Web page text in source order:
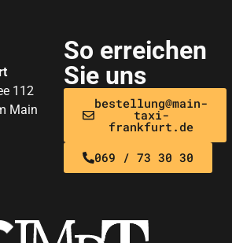
112
Main
So erreichen
Sie uns
bestellung@main-
taxi-
frankfurt.de
069 / 73 30 30